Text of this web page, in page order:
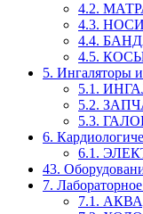
4.2.
4.3.
4.4.
4.5.
5. Ингаляторы
5.1.
5.2.
5.3.
6.
6.1.
43.
7.
7.1.